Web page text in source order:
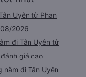
Uyên từ Phan
2026
đi Tân Uyên từ
giá cao
nằm đi Tân Uyên